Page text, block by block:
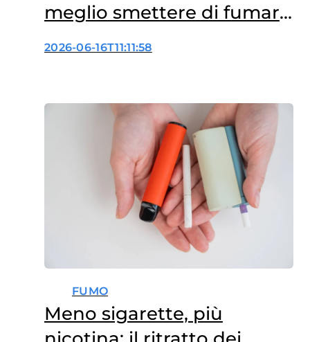
meglio smettere di fumare
che passare alle sigarette
2026-06-16T11:11:58
FUMO
Meno sigarette, più